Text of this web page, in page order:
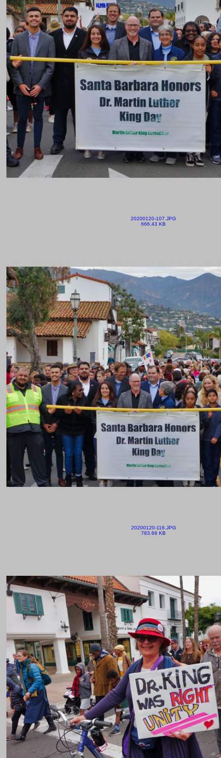
20200120-107.JPG
666.43 KB
20200120-116.JPG
783.66 KB